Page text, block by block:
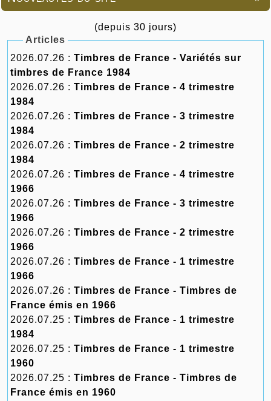
(depuis 30 jours)
Articles
2026.07.26 : Timbres de France - Variétés sur
timbres de France 1984
2026.07.26 : Timbres de France - 4 trimestre
1984
2026.07.26 : Timbres de France - 3 trimestre
1984
2026.07.26 : Timbres de France - 2 trimestre
1984
2026.07.26 : Timbres de France - 4 trimestre
1966
2026.07.26 : Timbres de France - 3 trimestre
1966
2026.07.26 : Timbres de France - 2 trimestre
1966
2026.07.26 : Timbres de France - 1 trimestre
1966
2026.07.26 : Timbres de France - Timbres de
France émis en 1966
2026.07.25 : Timbres de France - 1 trimestre
1984
2026.07.25 : Timbres de France - 1 trimestre
1960
2026.07.25 : Timbres de France - Timbres de
France émis en 1960